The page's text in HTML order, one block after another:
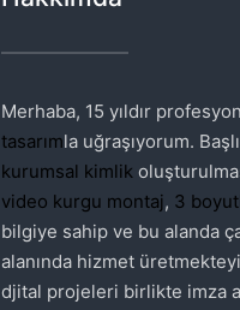
Merhaba, 15 yıldır
tasarımla uğraşıyorum.
kurumsal kimlik
video kurgu montaj, 3
bilgiye sahip ve bu alanda
alanında hizmet
djital projeleri birlikte imza